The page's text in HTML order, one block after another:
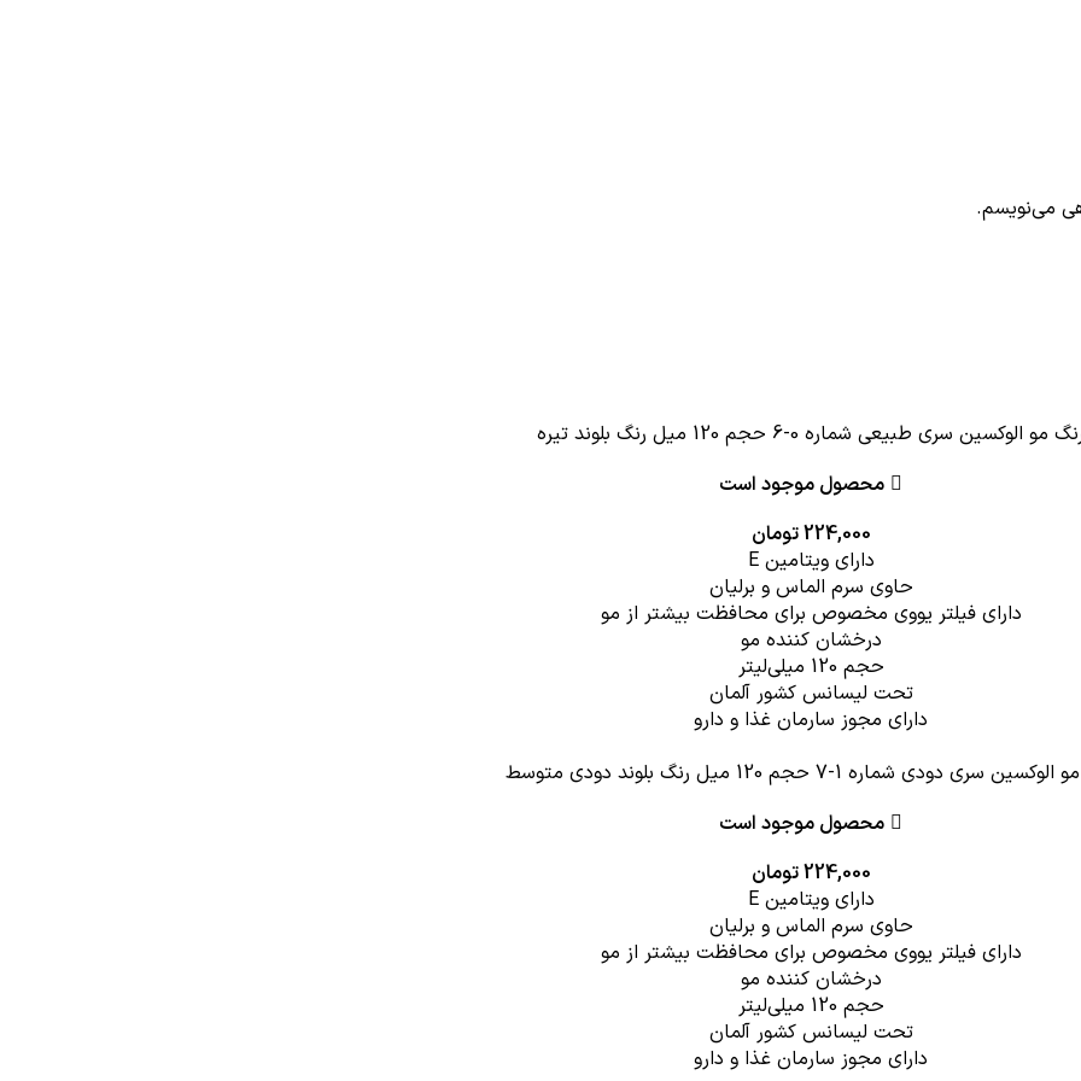
می‌نویسم.
مو الوکسین سری طبیعی شماره 0-6 حجم 120 میل رنگ بلوند تیره
محصول موجود است
224,000تومان
دارای ویتامین E
حاوی سرم الماس و برلیان
دارای فیلتر یووی مخصوص برای محافظت بیشتر از مو
درخشان کننده مو
حجم 120 میلی‌لیتر
تحت لیسانس کشور آلمان
دارای مجوز سارمان غذا و دارو
سری دودی شماره 1-7 حجم 120 میل رنگ بلوند دودی متوسط
محصول موجود است
224,000تومان
دارای ویتامین E
حاوی سرم الماس و برلیان
دارای فیلتر یووی مخصوص برای محافظت بیشتر از مو
درخشان کننده مو
حجم 120 میلی‌لیتر
تحت لیسانس کشور آلمان
دارای مجوز سارمان غذا و دارو